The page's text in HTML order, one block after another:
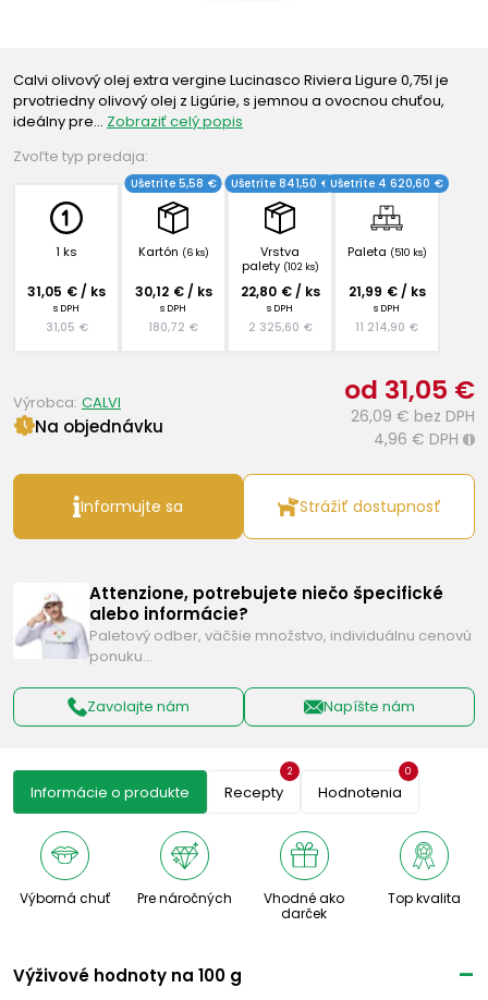
Calvi olivový olej extra vergine Lucinasco Riviera Ligure 0,75l je
prvotriedny olivový olej z Ligúrie, s jemnou a ovocnou chuťou,
ideálny pre… Zobraziť celý popis
Zvoľte typ predaja:
1 ks
31,05 € / ks
s DPH
31,05 €
Kartón (6 ks)
Ušetríte 5,58 €
30,12 € / ks
s DPH
180,72 €
Vrstva
palety (102 ks)
Ušetríte 841,50 €
22,80 € / ks
s DPH
2 325,60 €
Paleta (510 ks)
Ušetríte 4 620,60 €
21,99 € / ks
s DPH
11 214,90 €
od 31,05 €
26,09 € bez DPH
4,96 € DPH i
Na objednávku
Výrobca: CALVI
Informujte sa Strážiť dostupnosť
Attenzione, potrebujete niečo špecifické
alebo informácie?
Paletový odber, väčšie množstvo, individuálnu cenovú
ponuku…
Zavolajte nám Napíšte nám
Informácie o produkte Recepty
2
Hodnotenia
0
Výborná chuť Pre náročných
Vhodné ako
darček
Top kvalita
Výživové ​​hodnoty na 100 g